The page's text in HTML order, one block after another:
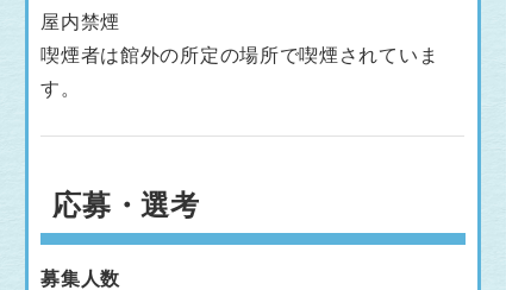
屋内禁煙
喫煙者は館外の所定の場所で喫煙されていま
す。
応募・選考
募集人数